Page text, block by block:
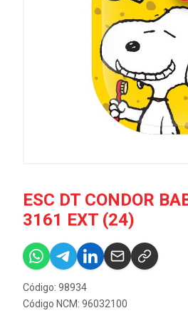
ESC DT CONDOR
3161 EXT (24)
Código: 98934
Código NCM: 96032100